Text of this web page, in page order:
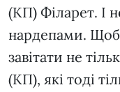
(КП) Філарет. І
нардепами. Щоб
завітати не
(КП), які тоді